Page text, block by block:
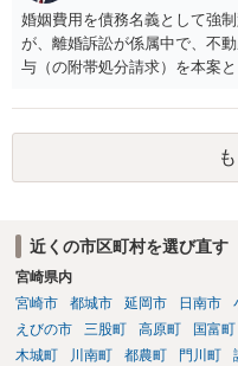
ださい。 また、相手夫婦の
相手女性が結婚しているとは
が、 ケースバイケースです
が、 ２００万円でも、５０
と思います。 そのうえで、
否かにかかってはきますが
できないのですが、 清算条
クがありますので、むしろ、
であるとお考えいただくとい
すが、可能であれば、ご依頼
婚姻費用を債務名義として強
が、離婚訴訟が係属中で、不
与（の附帯処分請求）を本案
えられます。弁護士へ依頼し
談してください。
近くの市区町村を選び直す
宮崎県内
宮崎市
都城市 延岡市 日南市
えびの市
三股町 高原町 国富町
木城町
川南町 都農町 門川町